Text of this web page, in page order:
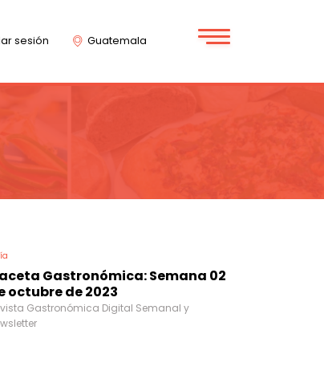
sesión Guatemala
Gastronómica: Semana 02
octubre de 2023
Gastronómica Digital Semanal y